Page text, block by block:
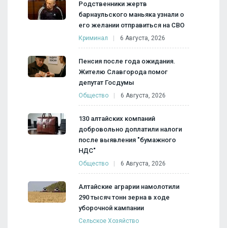
Родственники жертв
барнаульского маньяка узнали о
его желании отправиться на СВО
Криминал 6 Августа, 2026
Пенсия после года ожидания.
Жителю Славгорода помог
депутат Госдумы
Общество 6 Августа, 2026
130 алтайских компаний
добровольно доплатили налоги
после выявления "бумажного
НДС"
Общество 6 Августа, 2026
Алтайские аграрии намолотили
290 тысяч тонн зерна в ходе
уборочной кампании
Сельское Хозяйство